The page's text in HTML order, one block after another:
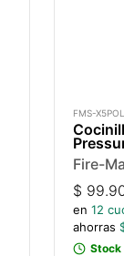
FMS-X5POL
Fire-
$
en 12
ahorras
Stock